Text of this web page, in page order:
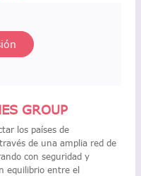
GROUP
los países de
de una amplia red de
con seguridad y
equilibrio entre el